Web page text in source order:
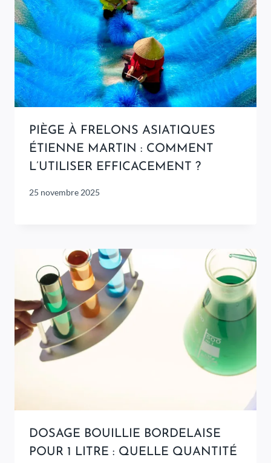
PIÈGE À FRELONS ASIATIQUES
ÉTIENNE MARTIN : COMMENT
L’UTILISER EFFICACEMENT ?
25 novembre 2025
DOSAGE BOUILLIE BORDELAISE
POUR 1 LITRE : QUELLE QUANTITÉ